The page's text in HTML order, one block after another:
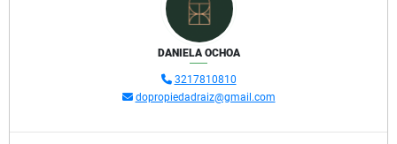
DANIELA OCHOA
3217810810
dopropiedadraiz@gmail.com